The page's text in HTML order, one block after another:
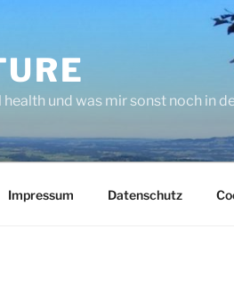
und was mir sonst noch in
Impressum Datenschutz